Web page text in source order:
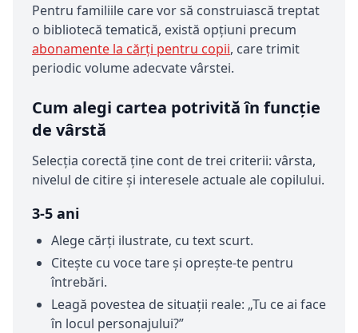
Pentru familiile care vor să construiască treptat
o bibliotecă tematică, există opțiuni precum
abonamente la cărți pentru copii, care trimit
periodic volume adecvate vârstei.
Cum alegi cartea potrivită în funcție
de vârstă
Selecția corectă ține cont de trei criterii: vârsta,
nivelul de citire și interesele actuale ale copilului.
3-5 ani
Alege cărți ilustrate, cu text scurt.
Citește cu voce tare și oprește-te pentru
întrebări.
Leagă povestea de situații reale: „Tu ce ai face
în locul personajului?”